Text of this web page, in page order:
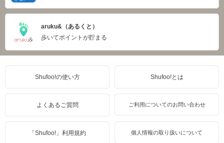
aruku&（あるくと）
歩いてポイントが貯まる
Shufoo!の使い方 Shufoo!とは
よくあるご質問 ご利用についてのお問い合わせ
「Shufoo!」利用規約 個人情報の取り扱いについて